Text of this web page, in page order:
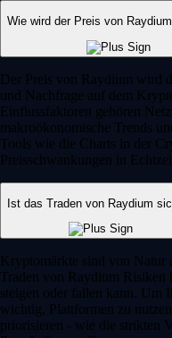
Wie wird der Preis von
Der Preis von Raydium wird
und Nachfrage auf dem
Einflussfaktoren gehören
makroökonomische Trends
Tools wie die Charts in der
Preisschwankungen in
Ist das Traden von Raydium
Kryptomärkte sind von Natur
Traden von Raydium
steigen oder fallen kann. Um
wichtig, Plattformen zu
priorisieren - wie die strikten